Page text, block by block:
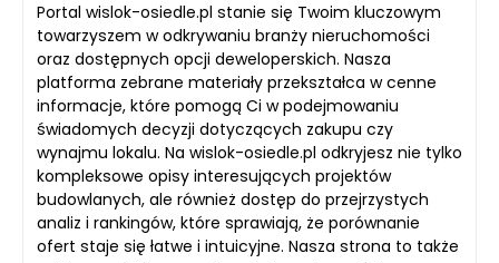
Portal wislok-osiedle.pl stanie się Twoim kluczowym
towarzyszem w odkrywaniu branży nieruchomości
oraz dostępnych opcji deweloperskich. Nasza
platforma zebrane materiały przekształca w cenne
informacje, które pomogą Ci w podejmowaniu
świadomych decyzji dotyczących zakupu czy
wynajmu lokalu. Na wislok-osiedle.pl odkryjesz nie tylko
kompleksowe opisy interesujących projektów
budowlanych, ale również dostęp do przejrzystych
analiz i rankingów, które sprawiają, że porównanie
ofert staje się łatwe i intuicyjne. Nasza strona to także